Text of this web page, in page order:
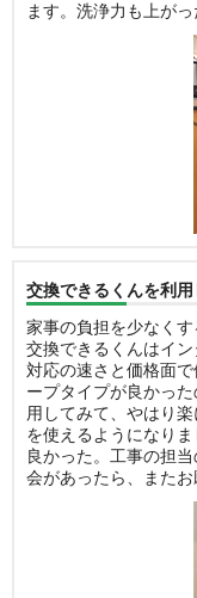
ます。洗浄力も上がっ
交換できるくんを利
家事の負担を少なくす
交換できるくんはイ
対応の速さと価格面
ープタイプが良かっ
用してみて、やはり
を使えるようになり
良かった。工事の担
会があったら、またお